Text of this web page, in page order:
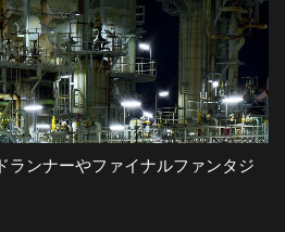
ランナーやファイナルファンタジ